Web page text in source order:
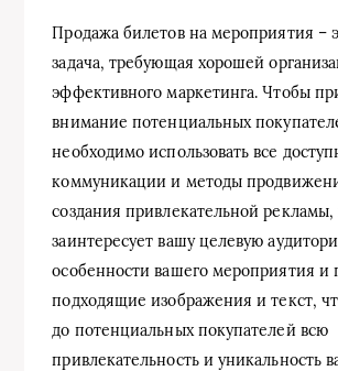
Продажа билетов на мероприятия –
задача, требующая хорошей
эффективного маркетинга. Чтобы
внимание потенциальных
необходимо использовать все
коммуникации и методы
создания привлекательной рекламы,
заинтересует вашу целевую
особенности вашего мероприятия и
подходящие изображения и текст,
до потенциальных покупателей всю
привлекательность и уникальность